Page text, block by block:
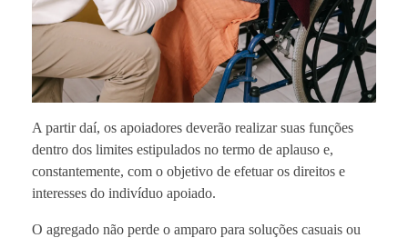
A partir daí, os apoiadores deverão realizar suas funções
dentro dos limites estipulados no termo de aplauso e,
constantemente, com o objetivo de efetuar os direitos e
interesses do indivíduo apoiado.
O agregado não perde o amparo para soluções casuais ou